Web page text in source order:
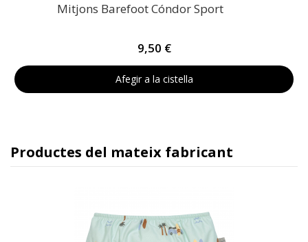
Mitjons Barefoot Cóndor Sport
9,50 €
Afegir a la cistella
Productes del mateix fabricant